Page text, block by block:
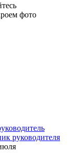
фото
руководителя